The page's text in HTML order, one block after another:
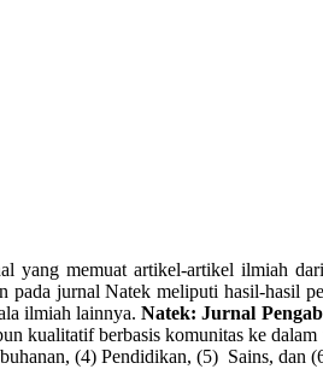
yang memuat artikel-artikel ilmiah
jurnal Natek meliputi hasil-hasil
ilmiah lainnya.Natek: Jurnal
kualitatif berbasis komunitas ke
(4) Pendidikan, (5) Sains, dan